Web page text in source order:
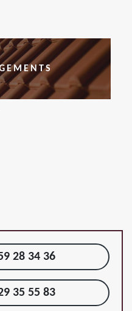
28 34 36
35 55 83